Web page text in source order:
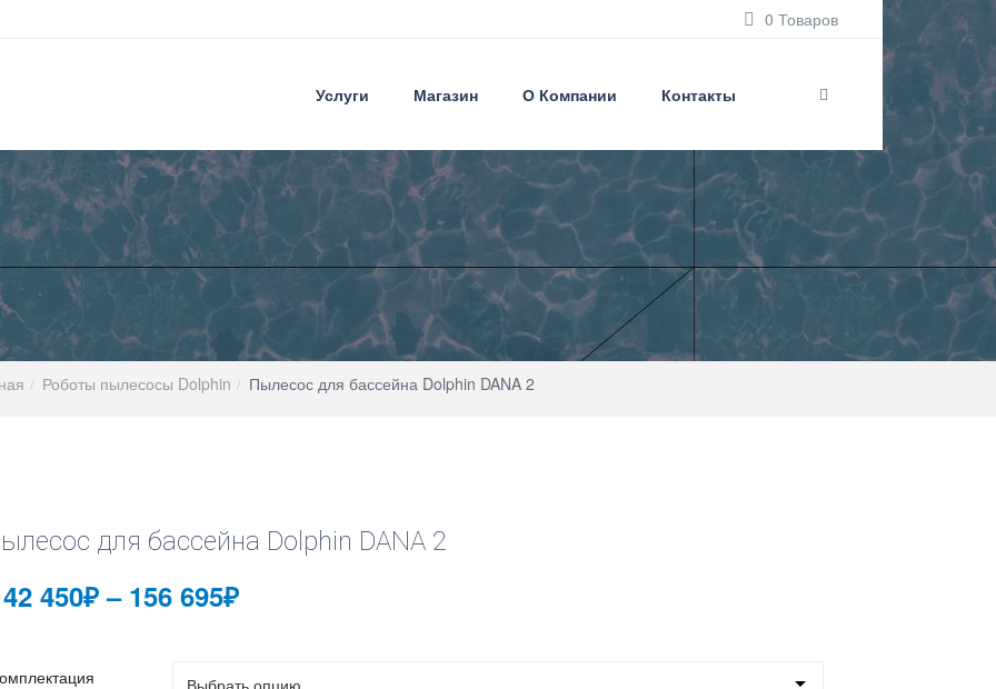
0 Товаров
Услуги Магазин О Компании Контакты
Роботы пылесосы Dolphin Пылесос для бассейна Dolphin DANA 2
для бассейна Dolphin DANA 2
450₽ – 156 695₽Диапазон